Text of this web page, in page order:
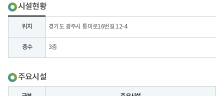
시설현황
위치 경기도 광주시 통미로16번길 12-4
층수 3층
주요시설